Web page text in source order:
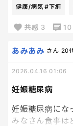
雑炊にも不満
食べたいって泣
ゃっと食べて片
健康/病気 #下痢
共感 3 10
妊娠糖尿病
あみあみ さん 20
2026.04.16 01:06
妊娠糖尿病にな
みなさん食事は